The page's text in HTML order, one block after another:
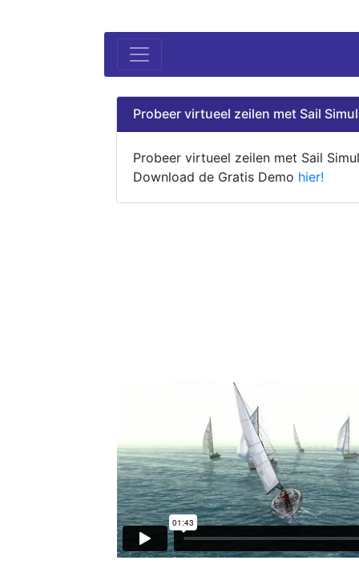
Probeer virtueel zeilen met Sail
Probeer virtueel zeilen met Sail
Download de Gratis Demo hier!